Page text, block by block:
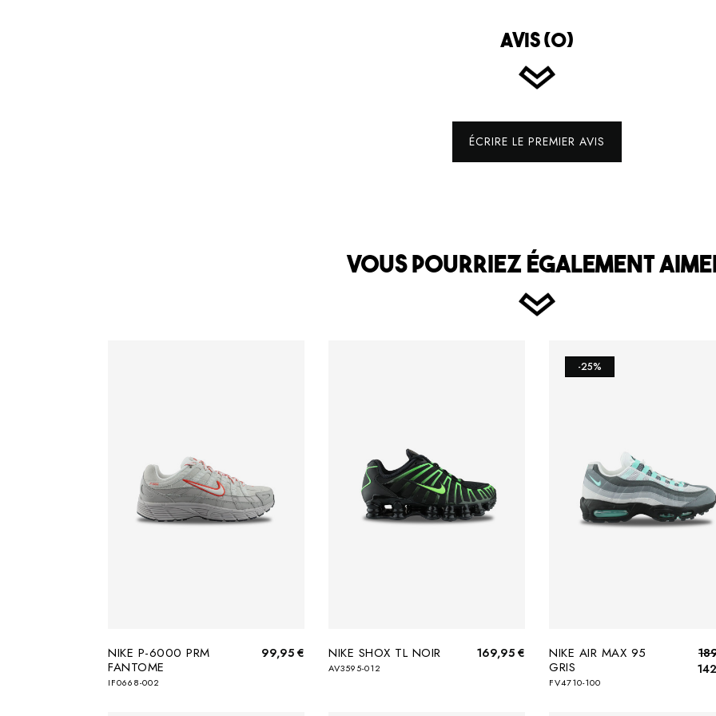
AVIS (0)
ÉCRIRE LE PREMIER AVIS
VOUS POURRIEZ ÉGALEMENT
NIKE P-6000 PRM
FANTOME
IF0668-002
99,95 € NIKE SHOX TL NOIR
AV3595-012
169,95 €
NIKE AIR MAX 95
GRIS
FV4710-100
-25%